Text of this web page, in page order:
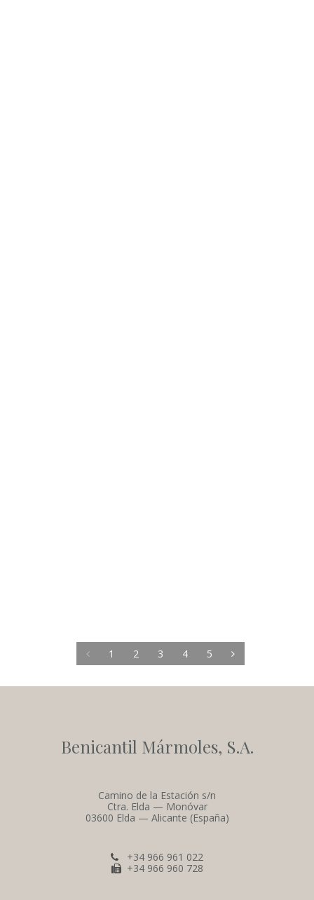
1 2 3 4 5
Benicantil Mármoles, S.A.
Camino de la Estación s/n
Ctra. Elda — Monóvar
03600 Elda — Alicante (España)
+34 966 961 022
+34 966 960 728